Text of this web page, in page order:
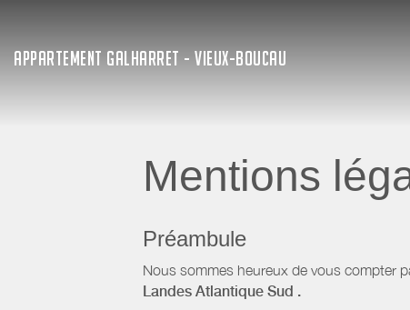
APPARTEMENT GALHARRET - VIEUX-BOUCAU
Mentions
Préambule
Nous sommes heureux de vous compter
Landes Atlantique Sud .